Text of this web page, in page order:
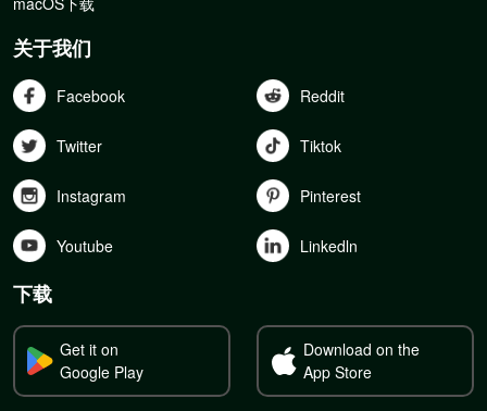
关于我们
Facebook Reddit
Twitter Tiktok
Instagram Pinterest
Youtube Linkedln
下载
Get it on
Google Play
Download on the
App Store